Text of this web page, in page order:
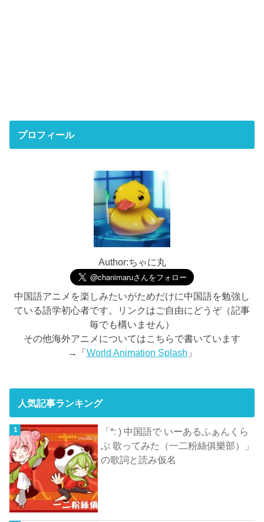
プロフィール
Author:ちゃに丸
中国語アニメを楽しみたいがためだけに中国語を勉強し
ている語学初心者です。リンクはご自由にどうぞ（記事
毎でも構いません）
その他海外アニメについてはこちらで書いています
→「World Animation Splash 」
人気記事ランキング
「*: ) 中国語で いーあるふぁんくら
ぶ 歌ってみた（一二粉絲俱樂部）」
の歌詞と読み仮名